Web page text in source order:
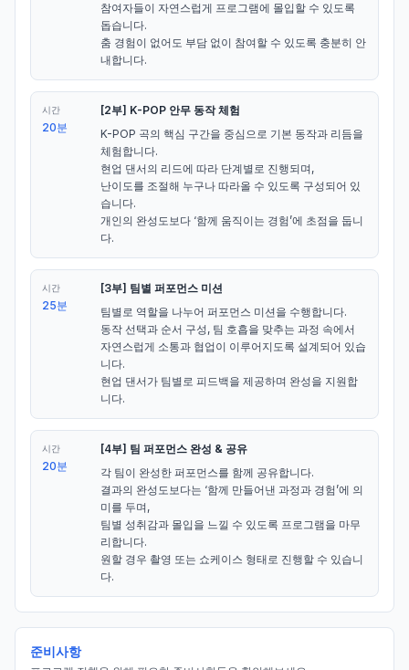
참여자들이 자연스럽게 프로그램에 몰입할 수 있도록
돕습니다.
춤 경험이 없어도 부담 없이 참여할 수 있도록 충분히 안
내합니다.
시간
20분
[2부] K-POP 안무 동작 체험
K-POP 곡의 핵심 구간을 중심으로 기본 동작과 리듬을
체험합니다.
현업 댄서의 리드에 따라 단계별로 진행되며,
난이도를 조절해 누구나 따라올 수 있도록 구성되어 있
습니다.
개인의 완성도보다 ‘함께 움직이는 경험’에 초점을 둡니
다.
시간
25분
[3부] 팀별 퍼포먼스 미션
팀별로 역할을 나누어 퍼포먼스 미션을 수행합니다.
동작 선택과 순서 구성, 팀 호흡을 맞추는 과정 속에서
자연스럽게 소통과 협업이 이루어지도록 설계되어 있습
니다.
현업 댄서가 팀별로 피드백을 제공하며 완성을 지원합
니다.
시간
20분
[4부] 팀 퍼포먼스 완성 & 공유
각 팀이 완성한 퍼포먼스를 함께 공유합니다.
결과의 완성도보다는 ‘함께 만들어낸 과정과 경험’에 의
미를 두며,
팀별 성취감과 몰입을 느낄 수 있도록 프로그램을 마무
리합니다.
원할 경우 촬영 또는 쇼케이스 형태로 진행할 수 있습니
다.
준비사항